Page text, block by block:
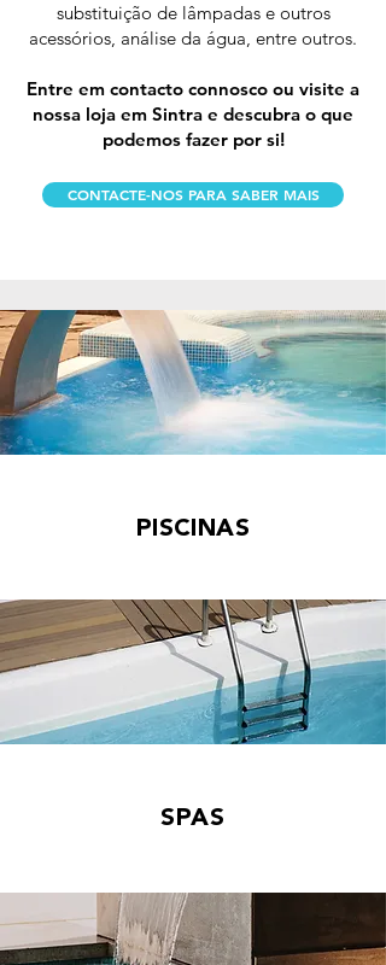
substituição de lâmpadas e outros
acessórios, análise da água, entre outros.
Entre em contacto connosco ou visite a
nossa loja em Sintra e descubra o que
podemos fazer por si!
CONTACTE-NOS PARA SABER MAIS
PISCINAS
SPAS